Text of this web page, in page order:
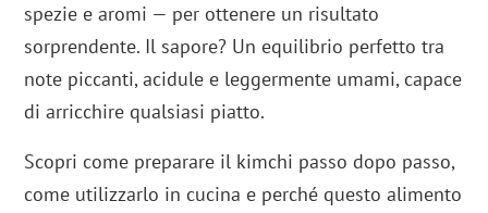
spezie e aromi — per ottenere un risultato
sorprendente. Il sapore? Un equilibrio perfetto tra
note piccanti, acidule e leggermente umami, capace
di arricchire qualsiasi piatto.
Scopri come preparare il kimchi passo dopo passo,
come utilizzarlo in cucina e perché questo alimento